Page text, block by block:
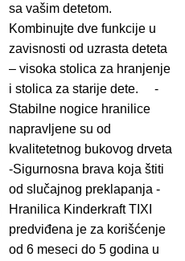
sa vašim detetom.
Kombinujte dve funkcije u
zavisnosti od uzrasta deteta
– visoka stolica za hranjenje
i stolica za starije dete. -
Stabilne nogice hranilice
napravljene su od
kvalitetetnog bukovog drveta
-Sigurnosna brava koja štiti
od slučajnog preklapanja -
Hranilica Kinderkraft TIXI
predviđena je za korišćenje
od 6 meseci do 5 godina u